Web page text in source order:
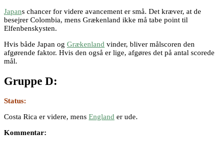
Japans chancer for videre avancement er små. Det kræver, at de
besejrer Colombia, mens Grækenland ikke må tabe point til
Elfenbenskysten.
Hvis både Japan og Grækenland vinder, bliver målscoren den
afgørende faktor. Hvis den også er lige, afgøres det på antal scorede
mål.
Gruppe D:
Status:
Costa Rica er videre, mens England er ude.
Kommentar: